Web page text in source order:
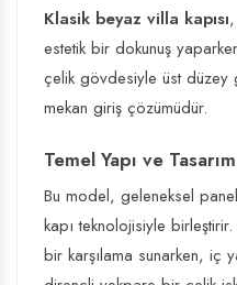
Klasik beyaz villa kapısı
estetik bir dokunuş
çelik gövdesiyle üst düzey
mekan giriş çözümüdür.
Temel Yapı ve
Bu model, geleneksel
kapı teknolojisiyle birleştirir.
bir karşılama sunarken, iç